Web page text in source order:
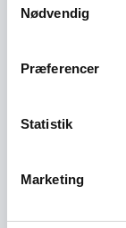
Nødvendig
Præferencer
Statistik
Marketing
Edge AI gør
hvilket gør
strøm,
Hesselballe.
”AI